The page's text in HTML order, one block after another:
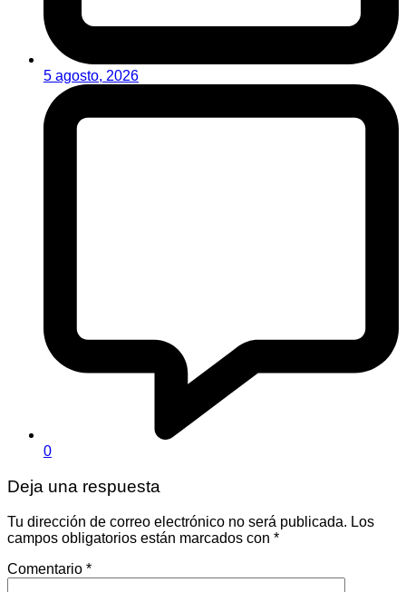
5 agosto, 2026
0
Deja una respuesta
Tu dirección de correo electrónico no será publicada. Los
campos obligatorios están marcados con *
Comentario *